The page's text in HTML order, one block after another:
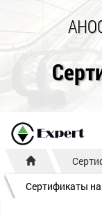
Сертификаты на